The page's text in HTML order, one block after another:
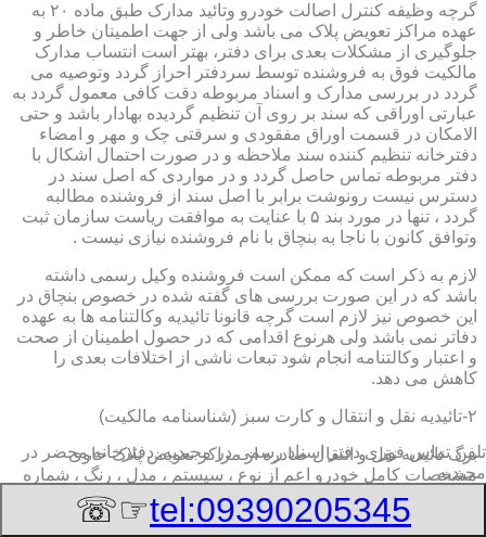
گرچه وظیفه کنترل اصالت خودرو وتائید مدارک طبق ماده ۲۰ به
عهده مراکز تعویض پلاک می باشد ولی از جهت اطمینان خاطر و
جلوگیری از مشکلات بعدی برای دفتر، بهتر است انتساب مدارک
مالکیت فوق به فروشنده توسط سردفتر احراز گردد وتوصیه می
گردد در بررسی مدارک و اسناد مربوطه دقت کافی معمول گردد به
عبارتی اوراقی که سند بر روی آن تنظیم گردیده بهادار باشد و حتی
الامکان در قسمت اوراق مفقودی و سرقتی چک و مهر و امضاء
دفترخانه تنظیم کننده سند ملاحظه و در صورت احتمال اشکال با
دفتر مربوطه تماس حاصل گردد و در مواردی که اصل سند در
دسترس نیست رونوشت برابر با اصل سند از فروشنده مطالبه
گردد ، تنها در مورد بند ۵ با عنایت به موافقت ریاست سازمان ثبت
وتوافق کانون با ناجا به بنچاق با نام فروشنده نیازی نیست .
لازم به ذکر است که ممکن است فروشنده وکیل رسمی داشته
باشد که در این صورت بررسی های گفته شده در خصوص بنچاق در
این خصوص نیز لازم است گرچه قانونا تائیدیه وکالتنامه ها به عهده
دفاتر نمی باشد ولی هرنوع اقدامی که در حصول اطمینان از صحت
و اعتبار وکالتنامه انجام شود تبعات ناشی از اختلافات بعدی را
کاهش می دهد.
۲-تائیدیه نقل و انتقال و کارت سبز (شناسنامه مالکیت)
برگ تائیدیه نقل و انتقال صادره از مراکز تعویض پلاک حاوی
مشخصات کامل خودرو اعم از نوع ، سیستم ، مدل ، رنگ ، شماره
صدر صفحه و مشخصات فروشنده و خریدار اعم از مشخصات
تلفن تماس فوریدفتر اسناد رسمی در مجیدیه, دفترخانه,محضر در
مجیدیه
tel:09390205345
☞☏